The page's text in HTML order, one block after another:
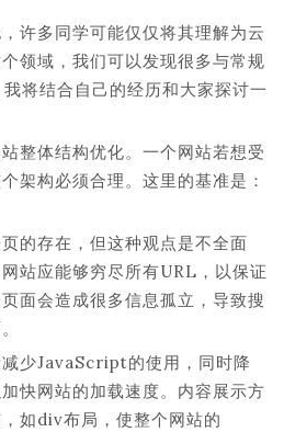
许多同学可能仅仅将其理解为云
领域，我们可以发现很多与常规
将结合自己的经历和大家探讨一
整体结构优化。一个网站若想受
架构必须合理。这里的基准是：
的存在，但这种观点是不全面
站应能够穷尽所有URL，以保证
面会造成很多信息孤立，导致搜
少JavaScript的使用，同时降
快网站的加载速度。内容展示方
如div布局，使整个网站的